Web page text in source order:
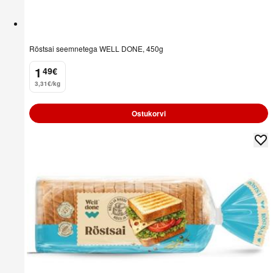
Röstsai seemnetega WELL DONE, 450g
1
. 49€
3,31€/kg
Ostukorvi